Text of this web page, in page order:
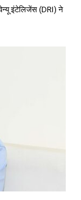
इंटेलिजेंस (DRI) ने